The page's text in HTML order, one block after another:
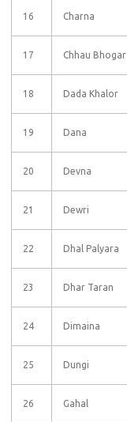
16 Charna
17 Chhau Bhogar
18 Dada Khalor
19 Dana
20 Devna
21 Dewri
22 Dhal Palyara
23 Dhar Taran
24 Dimaina
25 Dungi
26 Gahal